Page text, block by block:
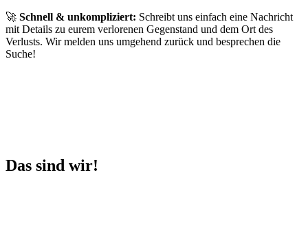
🚀 Schnell & unkompliziert: Schreibt uns einfach eine Nachricht
mit Details zu eurem verlorenen Gegenstand und dem Ort des
Verlusts. Wir melden uns umgehend zurück und besprechen die
Suche!
Das sind wir!